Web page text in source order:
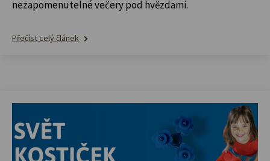
nezapomenutelné večery pod hvězdami.
Přečíst celý článek